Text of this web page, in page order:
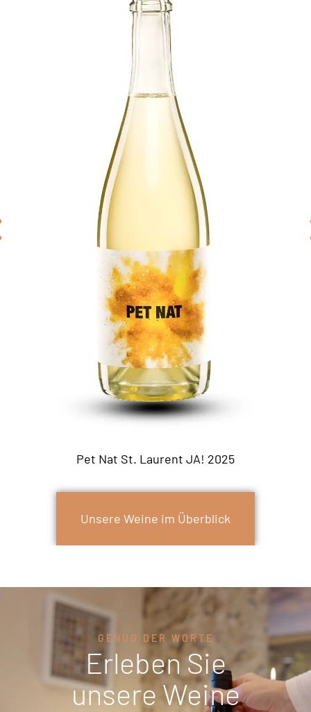
Pet Nat St. Laurent JA! 2025
Unsere Weine im Überblick
GENUG DER WORTE
Erleben Sie
unsere Weine